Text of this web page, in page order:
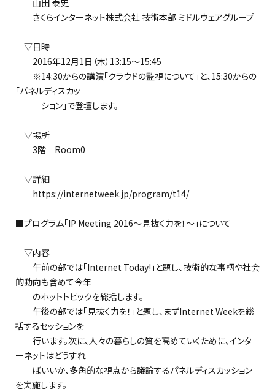
山田 泰史
さくらインターネット株式会社 技術本部 ミドルウェアグループ
▽日時
2016年12月1日（木）13:15～15:45
※14:30からの講演「クラウドの監視について」と、15:30からの
「パネルディスカッ
ション」で登壇します。
▽場所
3階 Room0
▽詳細
https://internetweek.jp/program/t14/
■プログラム「IP Meeting 2016～見抜く力を！～」について
▽内容
午前の部では「Internet Today!」と題し、技術的な事柄や社会
的動向も含めて今年
のホットトピックを総括します。
午後の部では「見抜く力を！」と題し、まずInternet Weekを総
括するセッションを
行います。次に、人々の暮らしの質を高めていくために、インタ
ーネットはどうすれ
ばいいか、多角的な視点から議論するパネルディスカッション
を実施します。